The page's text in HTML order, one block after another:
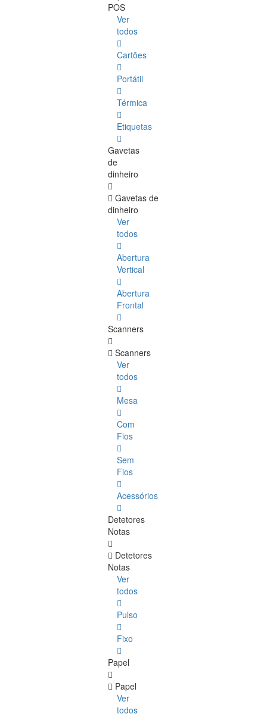
POS
Ver
todos
Cartões
Portátil
Térmica
Etiquetas
Gavetas
de
dinheiro
Gavetas de
dinheiro
Ver
todos
Abertura
Vertical
Abertura
Frontal
Scanners
Scanners
Ver
todos
Mesa
Com
Fios
Sem
Fios
Acessórios
Detetores
Notas
Detetores
Notas
Ver
todos
Pulso
Fixo
Papel
Papel
Ver
todos